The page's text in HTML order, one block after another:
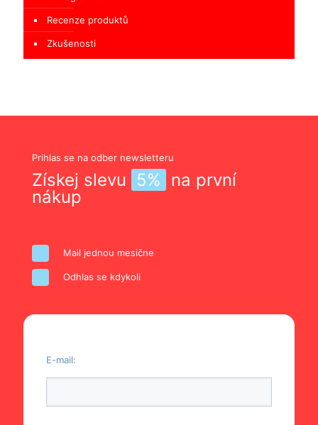
Recenze produktů
Zkušenosti
Prihlas se na odber newsletteru
Získej slevu 5% na první
nákup
Mail jednou mesične
Odhlas se kdykoli
E-mail: